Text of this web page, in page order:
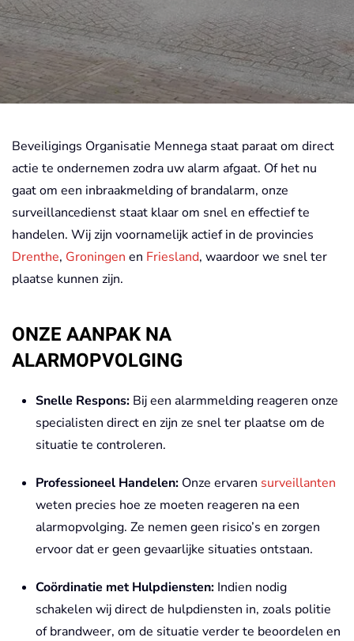
Beveiligings Organisatie Mennega staat paraat om direct
actie te ondernemen zodra uw alarm afgaat. Of het nu
gaat om een inbraakmelding of brandalarm, onze
surveillancedienst staat klaar om snel en effectief te
handelen. Wij zijn voornamelijk actief in de provincies
Drenthe, Groningen en Friesland, waardoor we snel ter
plaatse kunnen zijn.
ONZE AANPAK NA
ALARMOPVOLGING
Snelle Respons: Bij een alarmmelding reageren onze
specialisten direct en zijn ze snel ter plaatse om de
situatie te controleren.
Professioneel Handelen: Onze ervaren surveillanten
weten precies hoe ze moeten reageren na een
alarmopvolging. Ze nemen geen risico’s en zorgen
ervoor dat er geen gevaarlijke situaties ontstaan.
Coördinatie met Hulpdiensten: Indien nodig
schakelen wij direct de hulpdiensten in, zoals politie
of brandweer, om de situatie verder te beoordelen en